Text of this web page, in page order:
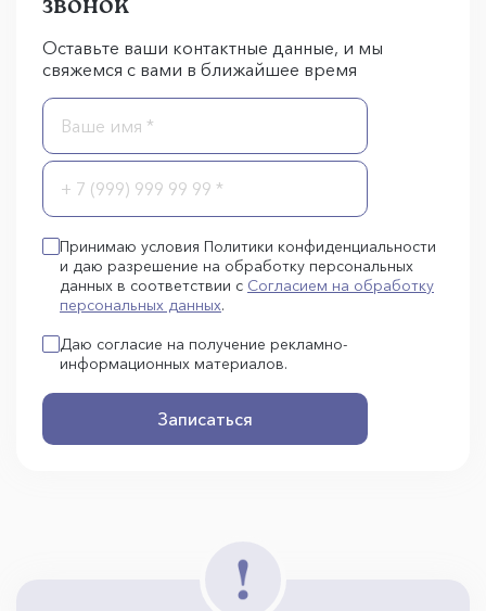
Оставьте ваши контактные данные, и мы
свяжемся с вами в ближайшее время
Принимаю условия Политики конфиденциальности
и даю разрешение на обработку персональных
данных в соответствии с Согласием на обработку
персональных данных.
Даю согласие на получение рекламно-
информационных материалов.
Записаться